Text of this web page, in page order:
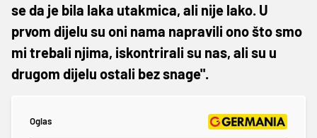
se da je bila laka utakmica, ali nije lako. U
prvom dijelu su oni nama napravili ono što smo
mi trebali njima, iskontrirali su nas, ali su u
drugom dijelu ostali bez snage".
Oglas